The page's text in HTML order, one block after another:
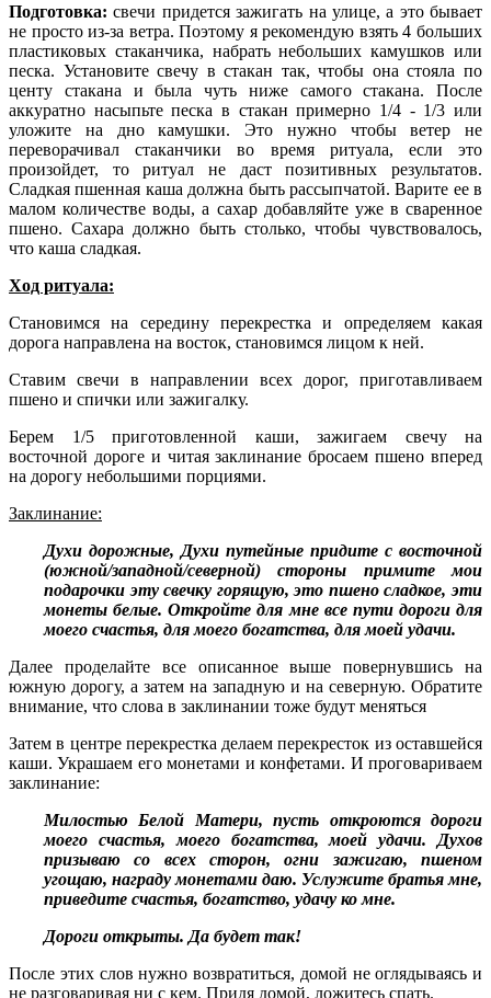
Подготовка: свечи придется зажигать на улице, а это бывает
не просто из-за ветра. Поэтому я рекомендую взять 4 больших
пластиковых стаканчика, набрать небольших камушков или
песка. Установите свечу в стакан так, чтобы она стояла по
центу стакана и была чуть ниже самого стакана. После
аккуратно насыпьте песка в стакан примерно 1/4 - 1/3 или
уложите на дно камушки. Это нужно чтобы ветер не
переворачивал стаканчики во время ритуала, если это
произойдет, то ритуал не даст позитивных результатов.
Сладкая пшенная каша должна быть рассыпчатой. Варите ее в
малом количестве воды, а сахар добавляйте уже в сваренное
пшено. Сахара должно быть столько, чтобы чувствовалось,
что каша сладкая.
Ход ритуала:
Становимся на середину перекрестка и определяем какая
дорога направлена на восток, становимся лицом к ней.
Ставим свечи в направлении всех дорог, приготавливаем
пшено и спички или зажигалку.
Берем 1/5 приготовленной каши, зажигаем свечу на
восточной дороге и читая заклинание бросаем пшено вперед
на дорогу небольшими порциями.
Заклинание:
Духи дорожные, Духи путейные придите с восточной
(южной/западной/северной) стороны примите мои
подарочки эту свечку горящую, это пшено сладкое, эти
монеты белые. Откройте для мне все пути дороги для
моего счастья, для моего богатства, для моей удачи.
Далее проделайте все описанное выше повернувшись на
южную дорогу, а затем на западную и на северную. Обратите
внимание, что слова в заклинании тоже будут меняться
Затем в центре перекрестка делаем перекресток из оставшейся
каши. Украшаем его монетами и конфетами. И проговариваем
заклинание:
Милостью Белой Матери, пусть откроются дороги
моего счастья, моего богатства, моей удачи. Духов
призываю со всех сторон, огни зажигаю, пшеном
угощаю, награду монетами даю. Услужите братья мне,
приведите счастья, богатство, удачу ко мне.
Дороги открыты. Да будет так!
После этих слов нужно возвратиться, домой не оглядываясь и
не разговаривая ни с кем. Придя домой, ложитесь спать.